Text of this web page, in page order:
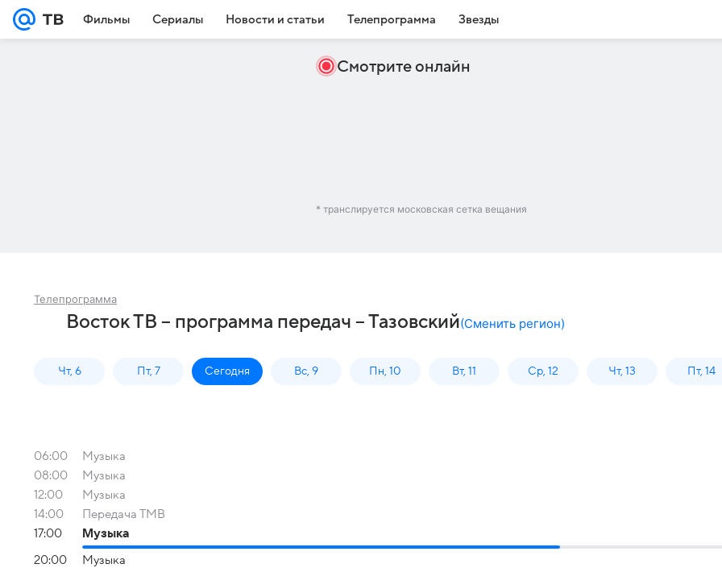
Фильмы Сериалы Новости и статьи Телепрограмма Звезды
Смотрите онлайн
* транслируется московская сетка вещания
Телепрограмма
Восток ТВ – программа передач – Тазовский(Сменить регион)
Чт, 6 Пт, 7 Сегодня Вс, 9 Пн, 10 Вт, 11 Ср, 12 Чт, 13 Пт, 14
06:00
Музыка
08:00
Музыка
12:00
Музыка
14:00
Передача ТМВ
17:00
Музыка
20:00
Музыка